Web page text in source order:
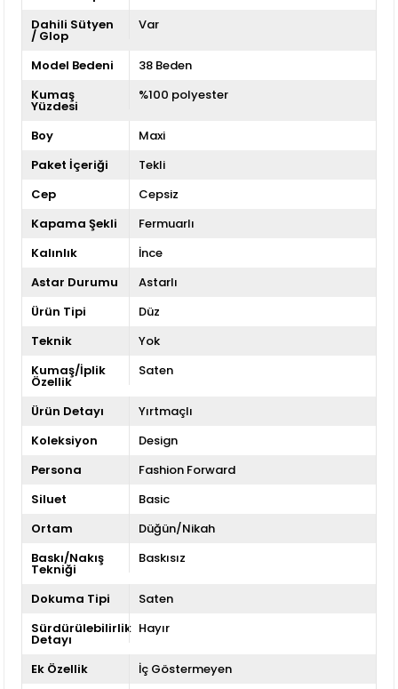
Dahili Sütyen
/ Glop
Var
Model Bedeni
38 Beden
Kumaş
Yüzdesi
%100 polyester
Boy
Maxi
Paket İçeriği
Tekli
Cep
Cepsiz
Kapama Şekli
Fermuarlı
Kalınlık
İnce
Astar Durumu
Astarlı
Ürün Tipi
Düz
Teknik
Yok
Kumaş/İplik
Özellik
Saten
Ürün Detayı
Yırtmaçlı
Koleksiyon
Design
Persona
Fashion Forward
Siluet
Basic
Ortam
Düğün/Nikah
Baskı/Nakış
Tekniği
Baskısız
Dokuma Tipi
Saten
Sürdürülebilirlik
Detayı
Hayır
Ek Özellik
İç Göstermeyen